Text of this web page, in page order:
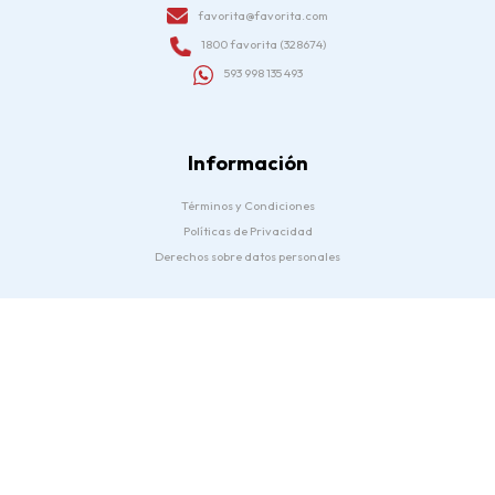
favorita@favorita.com
1800 favorita (328674)
593 998 135 493
Información
Términos y Condiciones
Políticas de Privacidad
Derechos sobre datos personales